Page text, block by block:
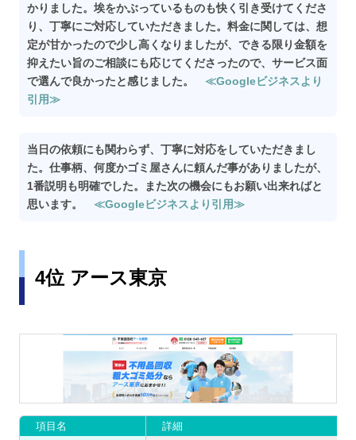
かりました。埃をかぶっているものも快く引き受けてくださ
り、丁寧にご対応していただきました。料金に関しては、想
定が甘かったので少し高くなりましたが、できる限り金額を
抑えたい旨のご相談にも応じてくださったので、サービス面
で選んで良かったと感じました。 ≪Googleビジネスより
引用≫
当日の依頼にも関わらず、丁寧に対応をしていただきまし
た。仕事柄、何度かゴミ屋さんに頼んだ事がありましたが、
1番説明も明確でした。また次の機会にもお願い出来ればと
思います。 ≪Googleビジネスより引用≫
4位 アース東京
項目名 詳細